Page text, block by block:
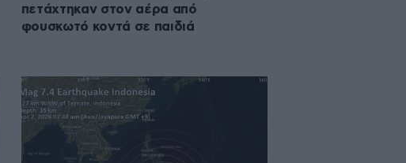
πετάχτηκαν στον αέρα από
φουσκωτό κοντά σε παιδιά